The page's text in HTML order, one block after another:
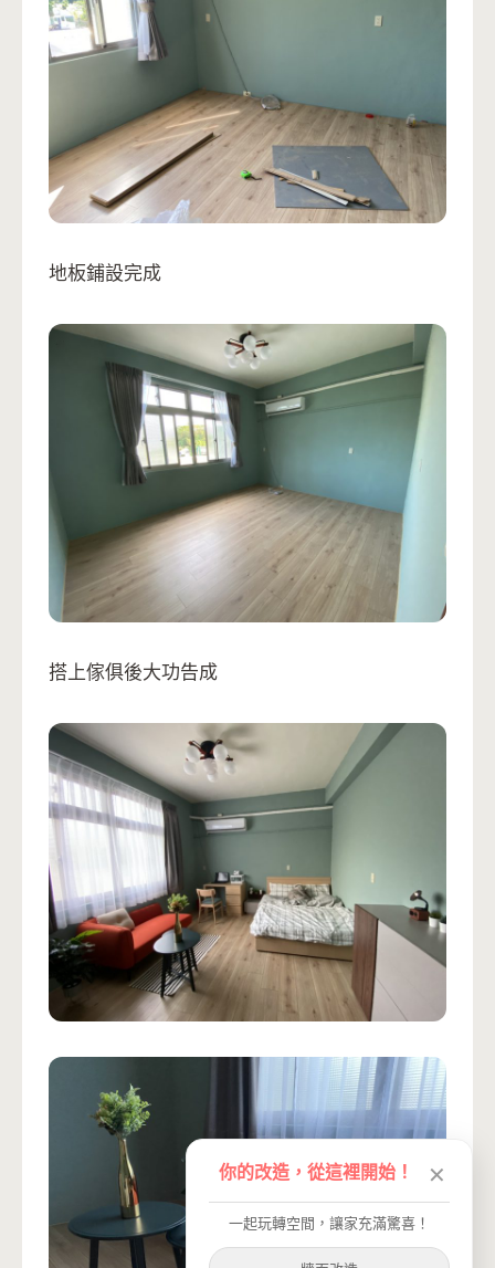
地板鋪設完成
搭上傢俱後大功告成
你的改造，從這裡開始！ ✕
一起玩轉空間，讓家充滿驚喜！